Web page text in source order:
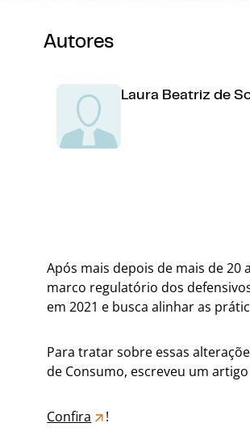
Autores
Laura Beatriz de
Após mais depois de mais de
marco regulatório dos
em 2021 e busca alinhar as
Para tratar sobre essas
de Consumo, escreveu um
Confira !